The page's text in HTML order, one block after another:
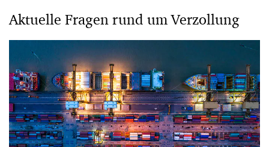
Aktuelle Fragen rund um Verzollung